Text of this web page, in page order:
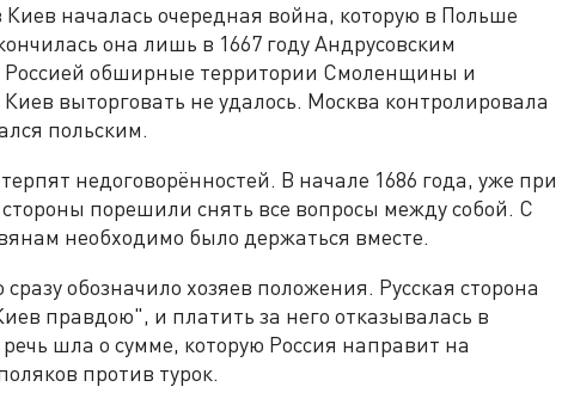
Киев началась очередная война, которую в Польше
она лишь в 1667 году Андрусовским
Россией обширные территории Смоленщины и
выторговать не удалось. Москва контролировала
польским.
недоговорённостей. В начале 1686 года, уже при
порешили снять все вопросы между собой. С
необходимо было держаться вместе.
обозначило хозяев положения. Русская сторона
правдою", и платить за него отказывалась в
шла о сумме, которую Россия направит на
против турок.